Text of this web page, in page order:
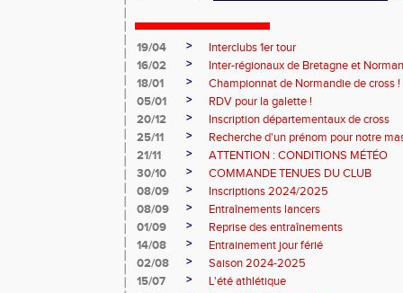
19/04 >
Interclubs 1er tour
16/02
>
Inter-régionaux de Bretagne et
18/01
>
Championnat de Normandie de cross !
05/01
>
RDV pour la galette !
20/12
>
Inscription départementaux de cross
25/11
>
Recherche d'un prénom pour notre
21/11
>
ATTENTION : CONDITIONS MÉTÉO
30/10
>
COMMANDE TENUES DU CLUB
08/09
>
Inscriptions 2024/2025
08/09
>
Entraînements lancers
01/09
>
Reprise des entraînements
14/08
>
Entrainement jour férié
02/08
>
Saison 2024-2025
15/07
>
L'été athlétique